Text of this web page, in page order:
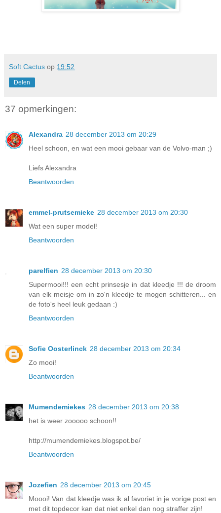
Soft Cactus op 19:52
Delen
37 opmerkingen:
Alexandra 28 december 2013 om 20:29
Heel schoon, en wat een mooi gebaar van de Volvo-man ;)
Liefs Alexandra
Beantwoorden
emmel-prutsemieke 28 december 2013 om 20:30
Wat een super model!
Beantwoorden
parelfien 28 december 2013 om 20:30
Supermooi!!! een echt prinsesje in dat kleedje !!! de droom
van elk meisje om in zo'n kleedje te mogen schitteren... en
de foto's heel leuk gedaan :)
Beantwoorden
Sofie Oosterlinck 28 december 2013 om 20:34
Zo mooi!
Beantwoorden
Mumendemiekes 28 december 2013 om 20:38
het is weer zooooo schoon!!
http://mumendemiekes.blogspot.be/
Beantwoorden
Jozefien 28 december 2013 om 20:45
Moooi! Van dat kleedje was ik al favoriet in je vorige post en
met dit topdecor kan dat niet enkel dan nog straffer zijn!